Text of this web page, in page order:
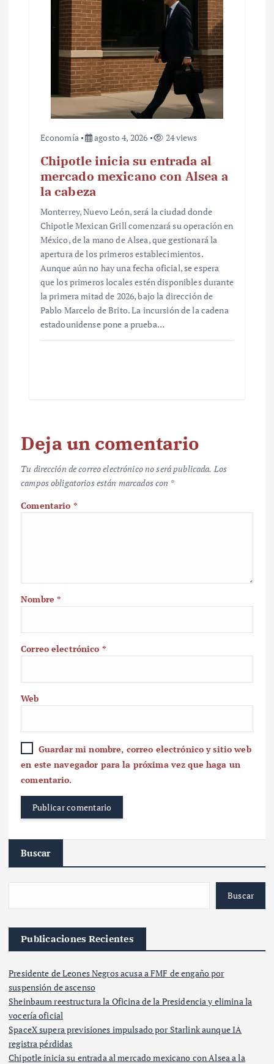
Economía agosto 4, 2026 24 views
Chipotle inicia su entrada al
mercado mexicano con Alsea a
la cabeza
Monterrey, Nuevo León, será la ciudad donde
Chipotle Mexican Grill comenzará su operación en
México, de la mano de Alsea, que gestionará la
apertura de los primeros establecimientos.
Aunque aún no hay una fecha oficial, se espera
que los primeros locales estén disponibles durante
la primera mitad de 2026, bajo la dirección de
Pablo Marcelo de Brito. La incursión de la cadena
estadounidense pone a prueba…
Deja un comentario
Tu dirección de correo electrónico no será publicada. Los
campos obligatorios están marcados con *
Comentario *
Nombre*
Correo electrónico *
Web
Guardar mi nombre, correo electrónico y sitio web
en este navegador para la próxima vez que haga un
comentario.
Buscar
Buscar
Publicaciones Recientes
Presidente de Leones Negros acusa a FMF de engaño por
suspensión de ascenso
Sheinbaum reestructura la Oficina de la Presidencia y elimina la
vocería oficial
SpaceX supera previsiones impulsado por Starlink aunque IA
registra pérdidas
Chipotle inicia su entrada al mercado mexicano con Alsea a la